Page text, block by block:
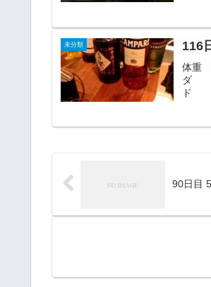
未分類 116
体
ダ
ド
90日目